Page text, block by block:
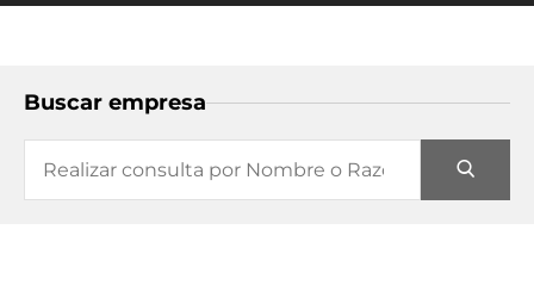
Buscar empresa